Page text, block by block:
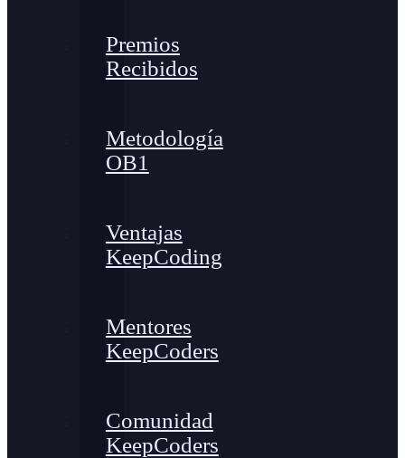
Premios
Recibidos
Metodología
OB1
Ventajas
KeepCoding
Mentores
KeepCoders
Comunidad
KeepCoders